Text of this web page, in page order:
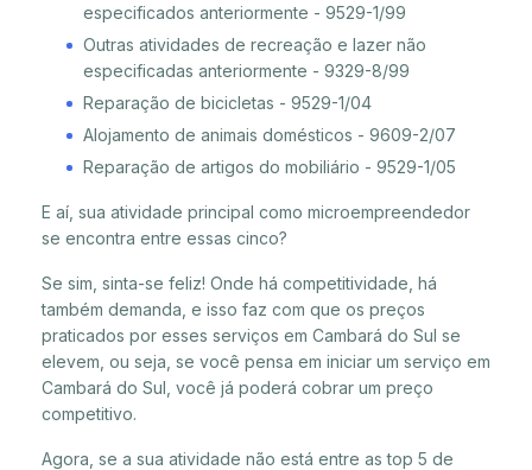
especificados anteriormente - 9529-1/99
Outras atividades de recreação e lazer não
especificadas anteriormente - 9329-8/99
Reparação de bicicletas - 9529-1/04
Alojamento de animais domésticos - 9609-2/07
Reparação de artigos do mobiliário - 9529-1/05
E aí, sua atividade principal como microempreendedor
se encontra entre essas cinco?
Se sim, sinta-se feliz! Onde há competitividade, há
também demanda, e isso faz com que os preços
praticados por esses serviços em Cambará do Sul se
elevem, ou seja, se você pensa em iniciar um serviço em
Cambará do Sul, você já poderá cobrar um preço
competitivo.
Agora, se a sua atividade não está entre as top 5 de